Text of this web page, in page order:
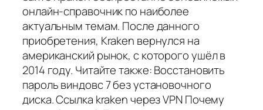
онлайн-справочник по наиболее
актуальным темам. После данного
приобретения, Kraken вернулся на
американский рынок, с которого ушёл в
2014 году. Читайте также: Восстановить
пароль виндовс 7 без установочного
диска. Ссылка kraken через VPN Почему